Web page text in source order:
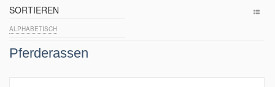
SORTIEREN
ALPHABETISCH
Pferderassen